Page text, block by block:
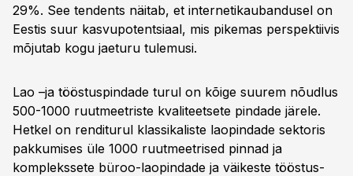
29%. See tendents näitab, et internetikaubandusel on
Eestis suur kasvupotentsiaal, mis pikemas perspektiivis
mõjutab kogu jaeturu tulemusi.
Lao –ja tööstuspindade turul on kõige suurem nõudlus
500-1000 ruutmeetriste kvaliteetsete pindade järele.
Hetkel on renditurul klassikaliste laopindade sektoris
pakkumises üle 1000 ruutmeetrised pinnad ja
komplekssete büroo-laopindade ja väikeste tööstus-